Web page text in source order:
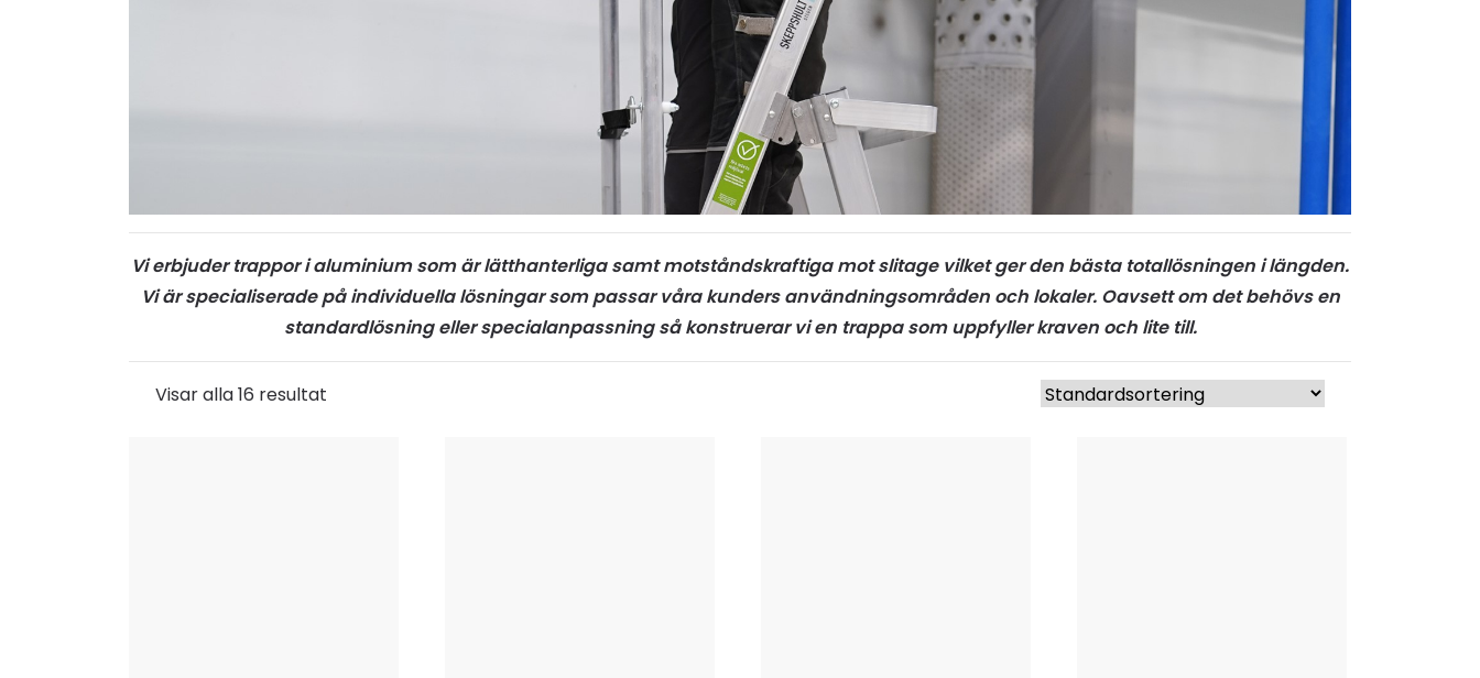
Vi erbjuder trappor i aluminium som är lätthanterliga samt motståndskraftiga mot slitage vilket ger den bästa totallösningen i längden.
Vi är specialiserade på individuella lösningar som passar våra kunders användningsområden och lokaler. Oavsett om det behövs en
standardlösning eller specialanpassning så konstruerar vi en trappa som uppfyller kraven och lite till.
Visar alla 16 resultat